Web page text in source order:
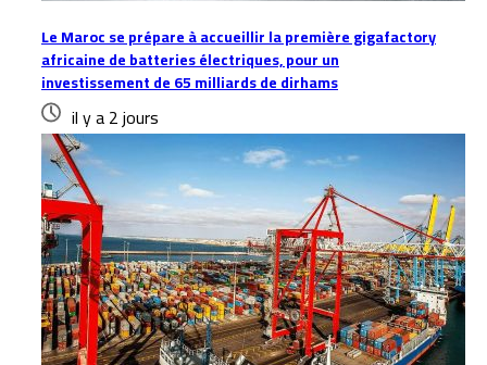
Le Maroc se prépare à accueillir la première gigafactory
africaine de batteries électriques, pour un
investissement de 65 milliards de dirhams
il y a 2 jours